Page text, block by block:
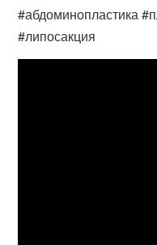
#абдоминопластика
#липосакция